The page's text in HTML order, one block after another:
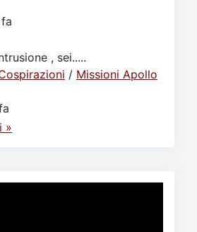
, sei.....
/ Missioni Apollo
»